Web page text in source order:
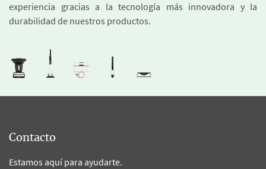
experiencia gracias a la tecnología más innovadora y la
durabilidad de nuestros productos.
Contacto
Estamos aquí para ayudarte.